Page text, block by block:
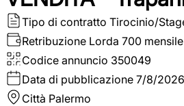
Tipo di contratto Tirocinio/
Retribuzione Lorda 700 mensile
Codice annuncio 350049
Data di pubblicazione 7/8/2026
Città Palermo